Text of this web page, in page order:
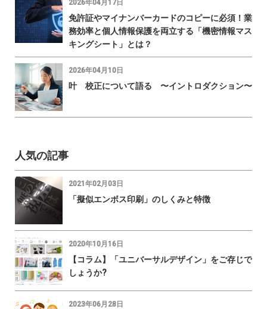
2026年04月17日
免許証やマイナンバーカードのコピーに必須！業
務効率と個人情報保護を両立する「機密情報マス
キングシート」とは？
2026年04月10日
叶 校正について語る 〜イントロダクション〜
人気の記事
2021年02月03日
「擬似エンボス印刷」のしくみと特徴
2020年10月16日
【コラム】「ユニバーサルデザイン」をご存じで
しょうか?
2023年06月28日